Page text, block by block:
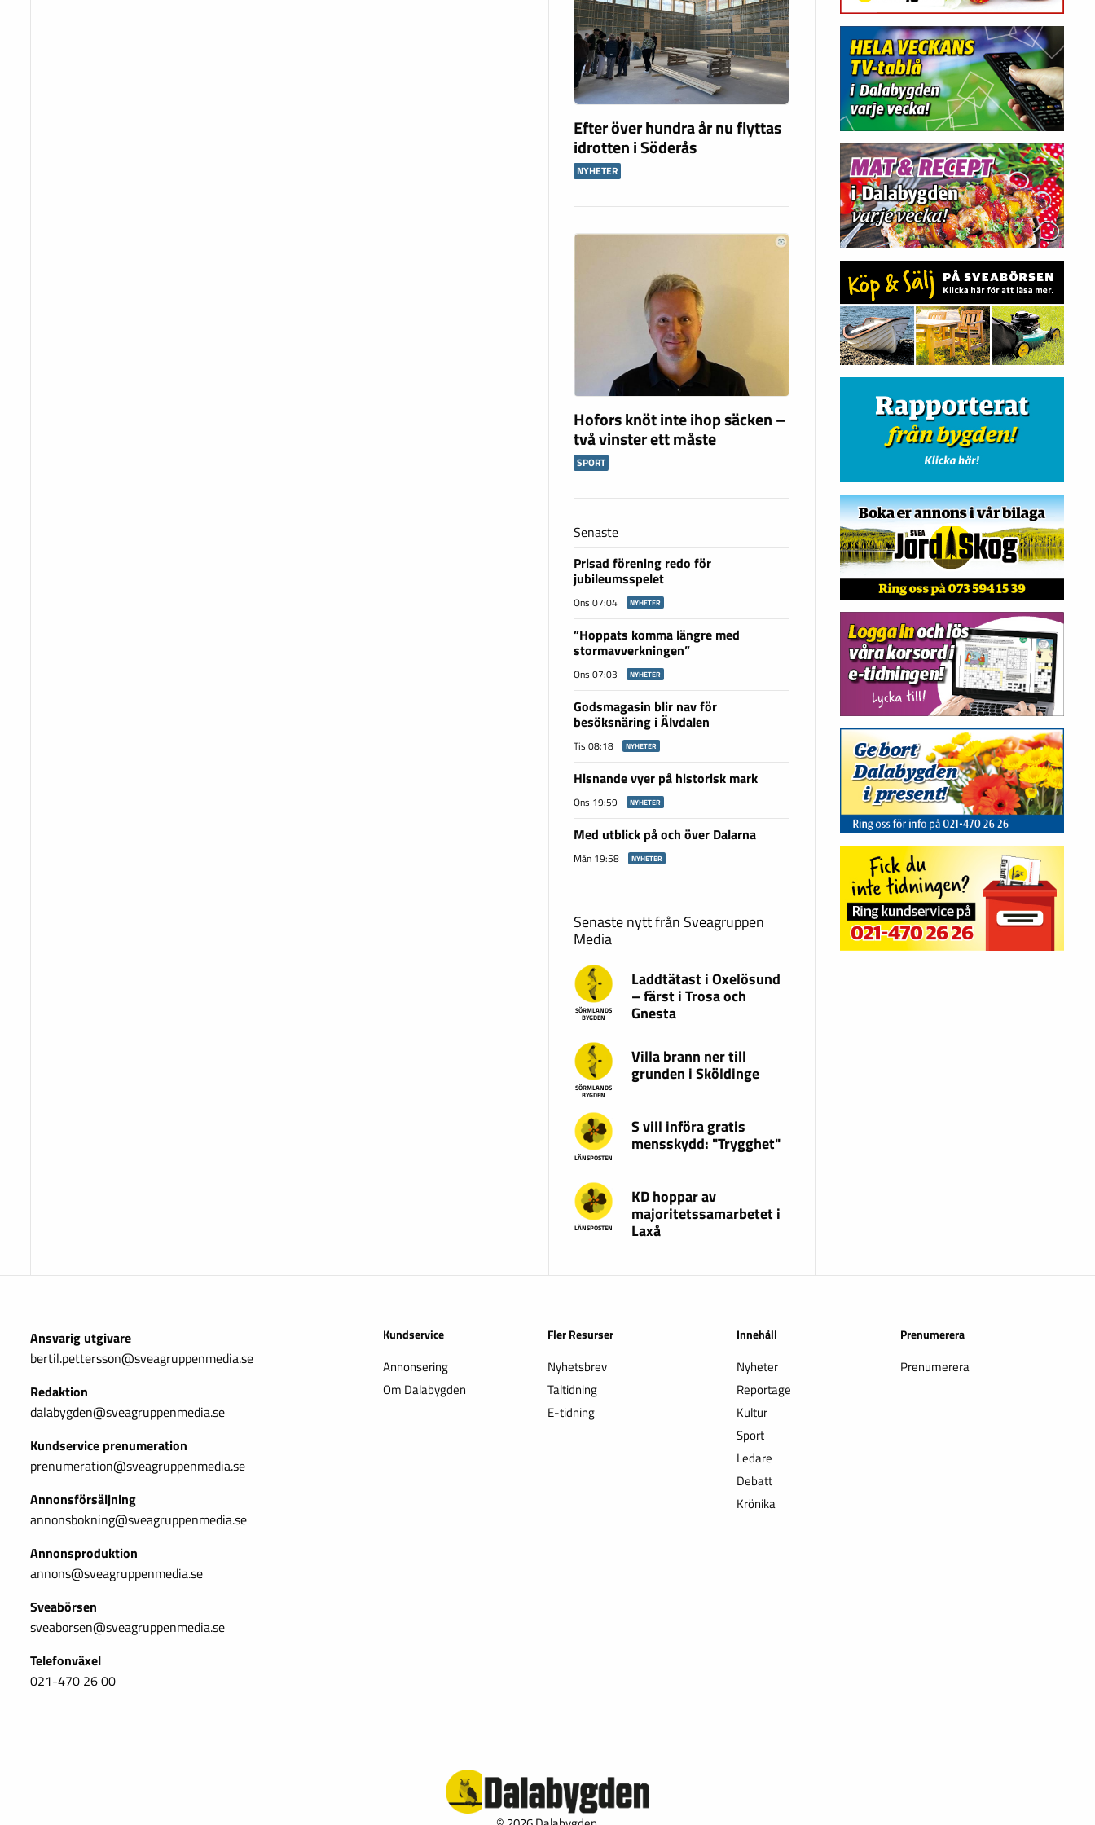
Efter över hundra år nu flyttas
idrotten i Söderås
NYHETER
Hofors knöt inte ihop säcken –
två vinster ett måste
SPORT
Senaste
Prisad förening redo för
jubileumsspelet
Ons 07:04 NYHETER
”Hoppats komma längre med
stormavverkningen”
Ons 07:03 NYHETER
Godsmagasin blir nav för
besöksnäring i Älvdalen
Tis 08:18 NYHETER
Hisnande vyer på historisk mark
Ons 19:59 NYHETER
Med utblick på och över Dalarna
Mån 19:58 NYHETER
Senaste nytt från Sveagruppen
Media
SÖRMLANDS
BYGDEN
Laddtätast i Oxelösund
– färst i Trosa och
Gnesta
SÖRMLANDS
BYGDEN
Villa brann ner till
grunden i Sköldinge
LÄNSPOSTEN
S vill införa gratis
mensskydd: "Trygghet"
LÄNSPOSTEN
KD hoppar av
majoritetssamarbetet i
Laxå
Ansvarig utgivare
bertil.pettersson@sveagruppenmedia.se
Redaktion
dalabygden@sveagruppenmedia.se
Kundservice prenumeration
prenumeration@sveagruppenmedia.se
Annonsförsäljning
annonsbokning@sveagruppenmedia.se
Annonsproduktion
annons@sveagruppenmedia.se
Sveabörsen
sveaborsen@sveagruppenmedia.se
Telefonväxel
021-470 26 00
Kundservice
Annonsering
Om Dalabygden
Fler Resurser
Nyhetsbrev
Taltidning
E-tidning
Innehåll
Nyheter
Reportage
Kultur
Sport
Ledare
Debatt
Krönika
Prenumerera
Prenumerera